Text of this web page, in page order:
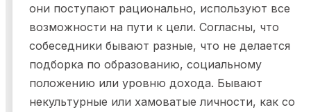
они поступают рационально, используют все
возможности на пути к цели. Согласны, что
собеседники бывают разные, что не делается
подборка по образованию, социальному
положению или уровню дохода. Бывают
некультурные или хамоватые личности, как со